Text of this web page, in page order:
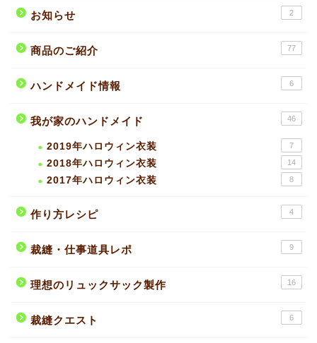
お知らせ 2
商品のご紹介 77
ハンドメイド情報 6
我が家のハンドメイド 46
2019年ハロウィン衣装 7
2018年ハロウィン衣装 14
2017年ハロウィン衣装 8
作り方レシピ 4
裁縫・仕事道具レポ 9
理想のリュックサック製作 16
裁縫クエスト 6